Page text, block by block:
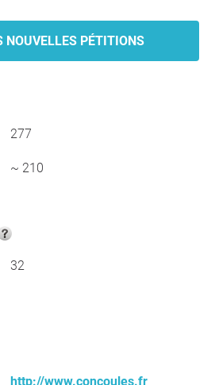
NOUVELLES PÉTITIONS
277
~ 210
32
http://www.concoules.fr